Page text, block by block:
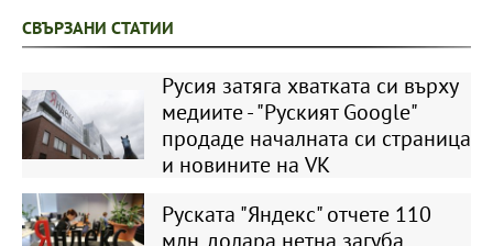
СВЪРЗАНИ СТАТИИ
Русия затяга хватката си върху
медиите - "Руският Google"
продаде началната си страница
и новините на VK
Руската "Яндекс" отчете 110
млн. долара нетна загуба